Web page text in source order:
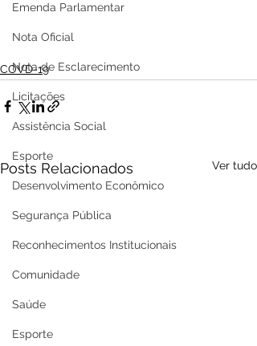
Emenda Parlamentar
Nota Oficial
Nota de Esclarecimento
Licitações
Assistência Social
Esporte
Desenvolvimento Econômico
Segurança Pública
Reconhecimentos Institucionais
Comunidade
Saúde
Esporte
COVD-19
Posts Relacionados Ver tudo